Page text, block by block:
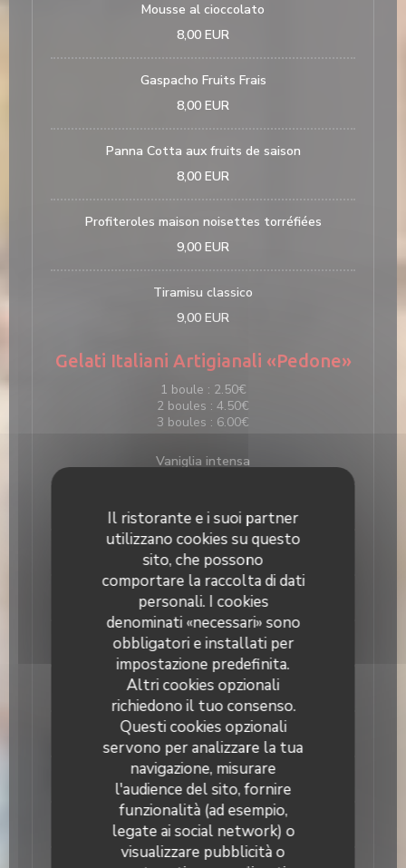
Il ristorante e i suoi partner
utilizzano cookies su questo
sito, che possono
comportare la raccolta di dati
personali. I cookies
denominati «necessari» sono
obbligatori e installati per
impostazione predefinita.
Altri cookies opzionali
richiedono il tuo consenso.
Questi cookies opzionali
servono per analizzare la tua
navigazione, misurare
l'audience del sito, fornire
funzionalità (ad esempio,
legate ai social network) o
visualizzare pubblicità o
Mousse al cioccolato
8,00 EUR
Gaspacho Fruits Frais
8,00 EUR
Panna Cotta aux fruits de saison
8,00 EUR
Profiteroles maison noisettes torréfiées
9,00 EUR
Tiramisu classico
9,00 EUR
Gelati Italiani Artigianali «Pedone»
1 boule : 2.50€
2 boules : 4.50€
3 boules : 6.00€
Vaniglia intensa
Stracciatella
Café
Amarena
Limone
Fragola
Pistacchio
Fior di latte